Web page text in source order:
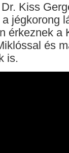
Kiss
jégkorong
érkeznek a
és
is.